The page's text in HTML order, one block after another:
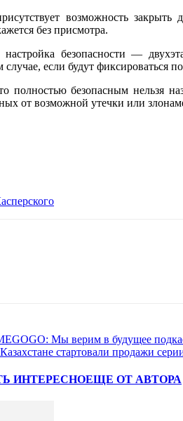
возможность
без присмотра.
безопасности —
случае, если будут фиксироваться
полностью безопасным нельзя
от возможной утечки или
Мы верим в будущее
стартовали продажи
ИНТЕРЕСНОЕЩЕ ОТ АВТОРА